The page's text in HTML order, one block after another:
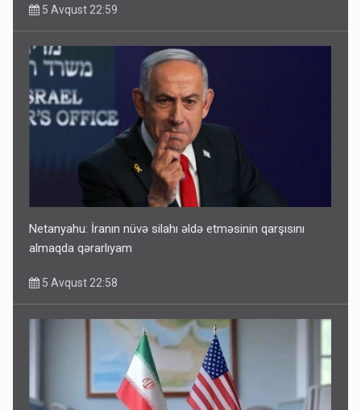
5 Avqust 22:59
Netanyahu: İranın nüvə silahı əldə etməsinin qarşısını
almaqda qərarlıyam
5 Avqust 22:58